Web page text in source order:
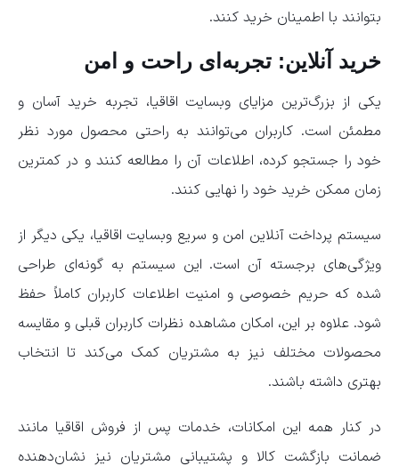
بتوانند با اطمینان خرید کنند.
خرید آنلاین: تجربه‌ای راحت و امن
یکی از بزرگ‌ترین مزایای وبسایت اقاقیا، تجربه خرید آسان و
مطمئن است. کاربران می‌توانند به راحتی محصول مورد نظر
خود را جستجو کرده، اطلاعات آن را مطالعه کنند و در کمترین
زمان ممکن خرید خود را نهایی کنند.
سیستم پرداخت آنلاین امن و سریع وبسایت اقاقیا، یکی دیگر از
ویژگی‌های برجسته آن است. این سیستم به گونه‌ای طراحی
شده که حریم خصوصی و امنیت اطلاعات کاربران کاملاً حفظ
شود. علاوه بر این، امکان مشاهده نظرات کاربران قبلی و مقایسه
محصولات مختلف نیز به مشتریان کمک می‌کند تا انتخاب
بهتری داشته باشند.
در کنار همه این امکانات، خدمات پس از فروش اقاقیا مانند
ضمانت بازگشت کالا و پشتیبانی مشتریان نیز نشان‌دهنده